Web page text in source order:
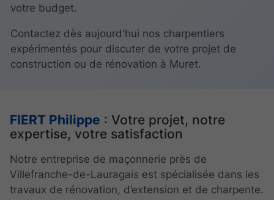
votre budget.
Contactez dès aujourd'hui nos charpentiers
expérimentés pour discuter de votre projet de
construction ou de rénovation à Muret.
FIERT Philippe : Votre projet, notre
expertise, votre satisfaction
Notre entreprise de maçonnerie près de
Villefranche-de-Lauragais est spécialisée dans les
travaux de rénovation, d’extension et de charpente.